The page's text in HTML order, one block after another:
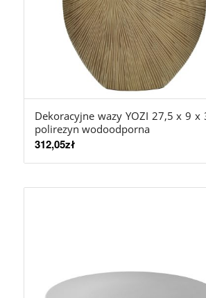
Dekoracyjne wazy YOZI 27,5 x 9 x
polirezyn wodoodporna
312,05zł